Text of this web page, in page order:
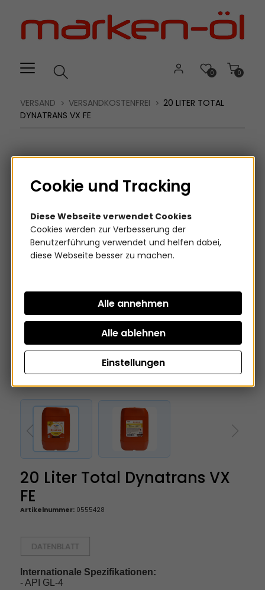
Verwenden
Barrierefreiheitsmenü
springen.
0
0
VERSAND VERSANDKOSTENFREI
20 LITER TOTAL
DYNATRANS VX FE
20 Liter Total Dynatrans VX
FE
Artikelnummer:0555428
Internationale Spezifikationen:
- API GL-4
Cookie und Tracking
Diese Webseite verwendet Cookies
Cookies werden zur Verbesserung der
Benutzerführung verwendet und helfen dabei,
diese Webseite besser zu machen.
Einstellungen